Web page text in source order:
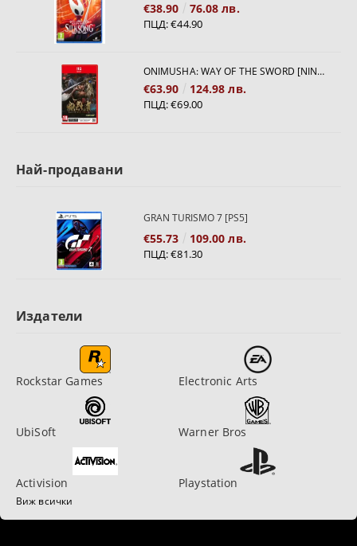
€38.90 76.08 лв.
ПЦД:€44.90
ONIMUSHA: WAY OF THE SWORD [NINTENDO SWITCH 2]
€63.90 124.98 лв.
ПЦД:€69.00
Най-продавани
GRAN TURISMO 7 [PS5]
€55.73 109.00 лв.
ПЦД:€81.30
Издатели
Rockstar Games Electronic Arts
UbiSoft Warner Bros
Activision Playstation
Виж всички